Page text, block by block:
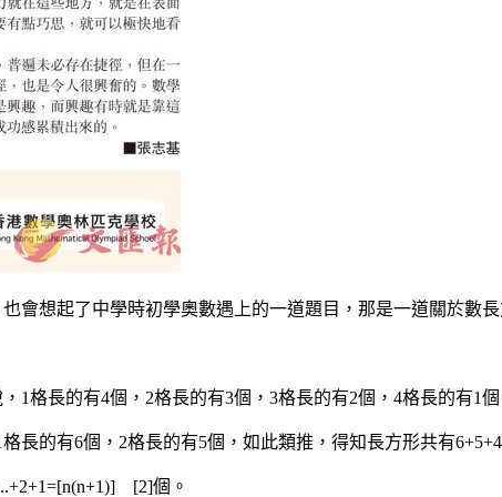
會想起了中學時初學奧數遇上的一道題目，那是一道關於數長
格長的有4個，2格長的有3個，3格長的有2個，4格長的有1個
的有6個，2格長的有5個，如此類推，得知長方形共有
[2]個。